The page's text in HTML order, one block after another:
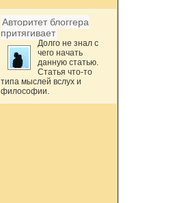
Авторитет блоггера
притягивает
Долго не знал с
чего начать
данную статью.
Статья что-то
типа мыслей вслух и
философии.